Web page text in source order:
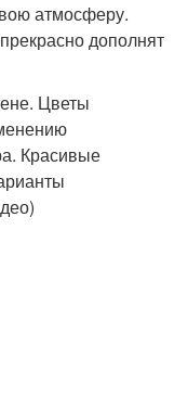
атмосферу.
дополнят